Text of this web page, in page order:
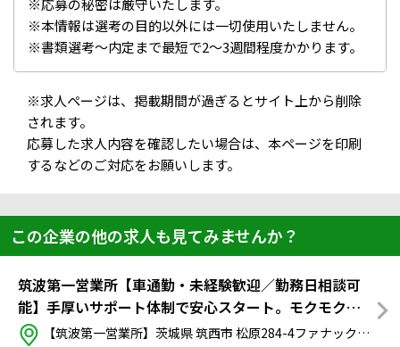
※応募の秘密は厳守いたします。
※本情報は選考の目的以外には一切使用いたしません。
※書類選考～内定まで最短で2～3週間程度かかります。
※求人ページは、掲載期間が過ぎるとサイト上から削除
されます。
応募した求人内容を確認したい場合は、本ページを印刷
するなどのご対応をお願いします。
この企業の他の求人も見てみませんか？
筑波第一営業所【車通勤・未経験歓迎／勤務日相談可
能】手厚いサポート体制で安心スタート。モクモクと
体を動かす倉庫内作業（土日祝休み）
【筑波第一営業所】茨城県 筑西市 松原284-4ファナック筑波工場TB10棟 完成品倉庫内 ※勤務先工場の規定により、自動車通勤のみ可能（バイク・自転車・徒歩通勤不可）